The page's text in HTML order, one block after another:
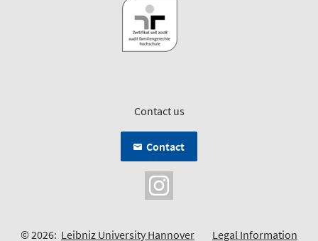
Contact us
Contact
© 2026: Leibniz University Hannover Legal Information